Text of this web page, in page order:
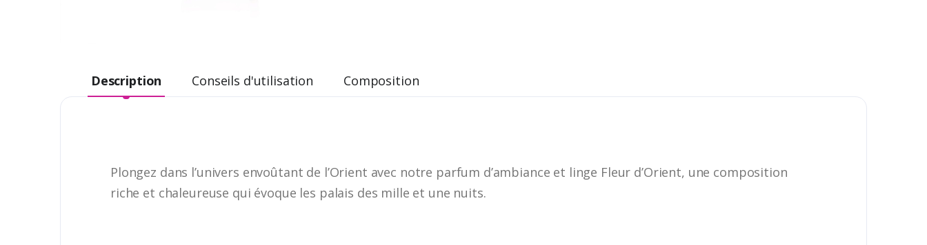
Description Conseils d'utilisation Composition
Plongez dans l’univers envoûtant de l’Orient avec notre parfum d’ambiance et linge Fleur d’Orient, une composition
riche et chaleureuse qui évoque les palais des mille et une nuits.